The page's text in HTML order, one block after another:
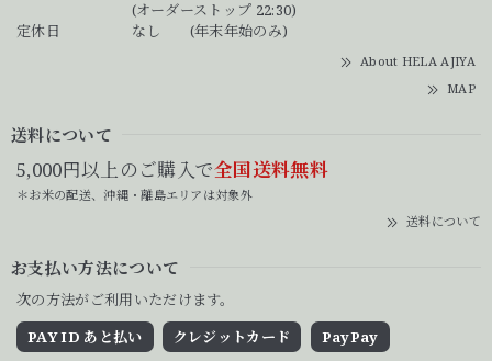
(オーダーストップ 22:30)
定休日
なし (年末年始のみ)
About HELA AJIYA
MAP
送料について
5,000円以上のご購入で全国送料無料
＊お米の配送、沖縄・離島エリアは対象外
送料について
お支払い方法について
次の方法がご利用いただけます。
PAY ID あと払い
クレジットカード PayPay